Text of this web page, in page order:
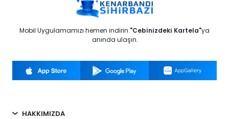
Mobil Uygulamamızı hemen indirin "Cebinizdeki Kartela"ya
anında ulaşın.
HAKKIMIZDA